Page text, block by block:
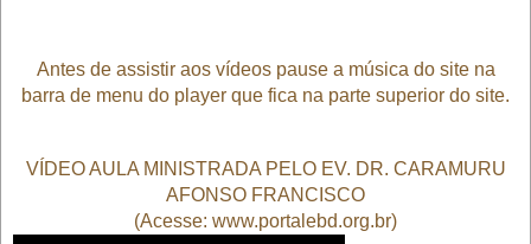
Antes de assistir aos vídeos pause a música do site na
barra de menu do player que fica na parte superior do site.
VÍDEO AULA MINISTRADA PELO EV. DR. CARAMURU
AFONSO FRANCISCO
(Acesse: www.portalebd.org.br)